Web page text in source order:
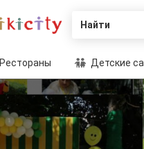
Найти
Рестораны Детские